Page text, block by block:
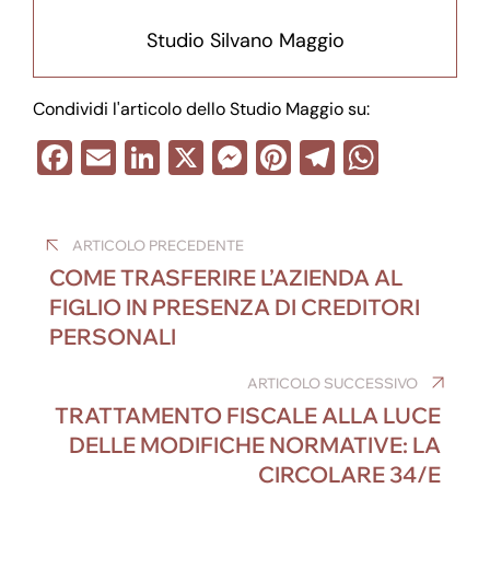
Studio Silvano Maggio
Condividi l'articolo dello Studio Maggio su:
F
c
e
b
o
k
E
ail
Li
k
e
dI
n
X M
e
n
er
Pi
e
st
T
gr
a
s
A
p
articoli
ARTICOLO PRECEDENTE
COME TRASFERIRE L’AZIENDA AL
FIGLIO IN PRESENZA DI CREDITORI
PERSONALI
ARTICOLO SUCCESSIVO
TRATTAMENTO FISCALE ALLA LUCE
DELLE MODIFICHE NORMATIVE: LA
CIRCOLARE 34/E